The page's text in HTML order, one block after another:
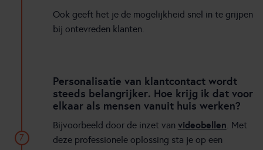
Ook geeft het je de mogelijkheid snel in te grijpen
bij ontevreden klanten.
Personalisatie van klantcontact wordt
steeds belangrijker. Hoe krijg ik dat voor
elkaar als mensen vanuit huis werken?
Bijvoorbeeld door de inzet van videobellen. Met
deze professionele oplossing sta je op een
7